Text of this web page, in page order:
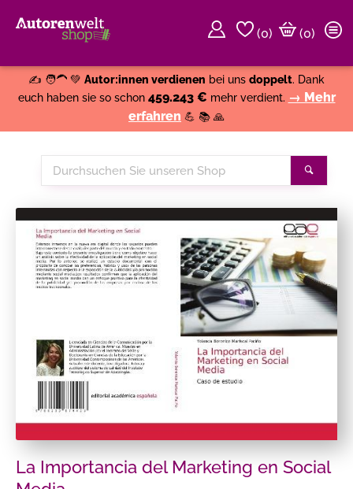
(0)
(0)
✍️ 🧑‍🦱 💚 Autor:innen verdienen bei uns doppelt. Dank
euch haben sie so schon 459.243 € mehr verdient. → Mehr
erfahren 💪 📚 🙏
Durchsuchen
Sie
Shop
La Importancia del Marketing en Social